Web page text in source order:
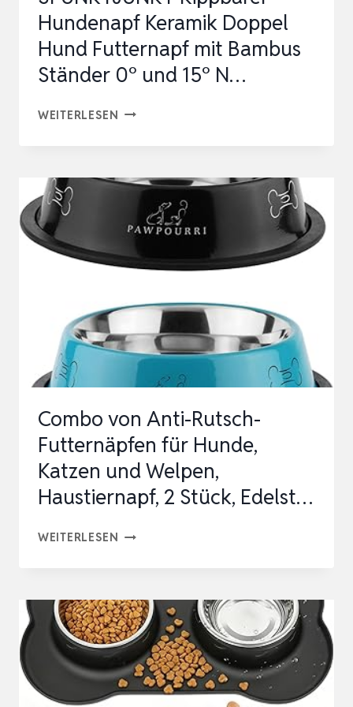
FRESS…
Hundenapf Keramik Doppel
Hund Futternapf mit Bambus
Ständer 0° und 15° N…
WEITERLESEN SPUNKYJUNKY
KERAMIK
DOPPEL
HUND
FUTTERNAPF
BAMBUS
STÄNDER
0°
UND
N…
Combo von Anti-Rutsch-
Futternäpfen für Hunde,
Katzen und Welpen,
Haustiernapf, 2 Stück, Edelst…
WEITERLESEN COMBO
RUTSCH-
FUTTERNÄPFEN
FÜR
HUNDE,